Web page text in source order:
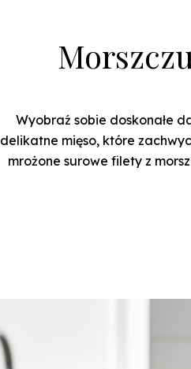
Wyobraź sobie doskonałe
delikatne mięso, które
mrożone surowe filety z